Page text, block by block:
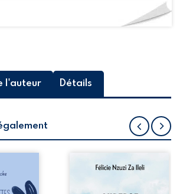
l'auteur Détails
la
six
Auberge de la